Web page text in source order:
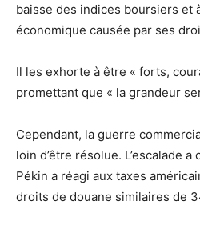
baisse des indices boursiers et
économique causée par ses
Il les exhorte à être « forts,
promettant que « la grandeur
Cependant, la guerre
loin d’être résolue. L’escalade
Pékin a réagi aux taxes
droits de douane similaires de